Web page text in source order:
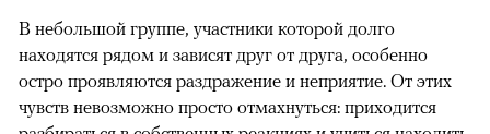
В небольшой группе, участники которой долго
находятся рядом и зависят друг от друга, особенно
остро проявляются раздражение и неприятие. От этих
чувств невозможно просто отмахнуться: приходится